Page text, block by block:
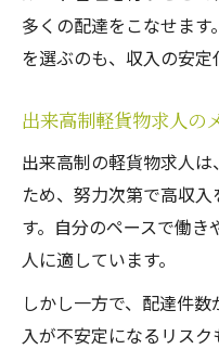
多くの配達をこなせま
を選ぶのも、収入の安定
出来高制軽貨物求人の
出来高制の軽貨物求人
ため、努力次第で高収
す。自分のペースで働
人に適しています。
しかし一方で、配達件
入が不安定になるリスク